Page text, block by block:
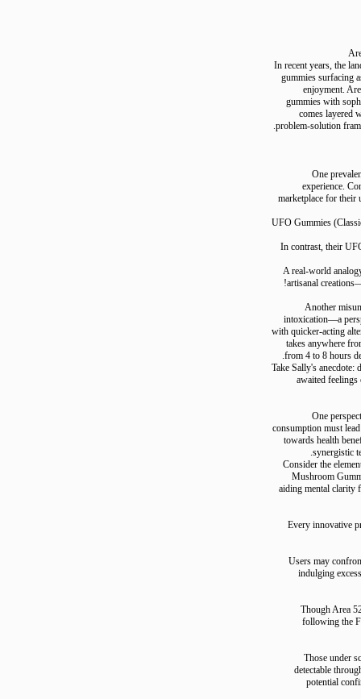
In recent years,
gummies
gummies with
comes
problem-solution
One
marketplace for
UFO Gummies
In contrast,
A real-world
artisanal
Another
intoxication—a
with quicker-
takes
from 4 to 8
Take Sally's
awaited
One
consumption
towards health
Consider the
Mushroom
aiding mental
Every
Users may
indulging
Though
following
Those
detectable
potential